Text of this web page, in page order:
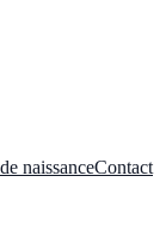
naissanceContact